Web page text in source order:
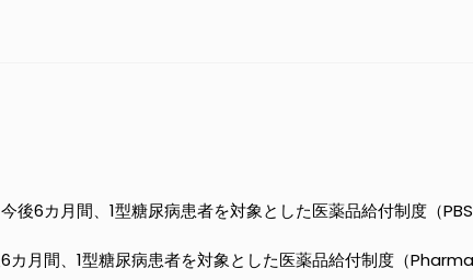
後6カ月間、1型糖尿病患者を対象とした医薬品給付制度（
カ月間、1型糖尿病患者を対象とした医薬品給付制度（